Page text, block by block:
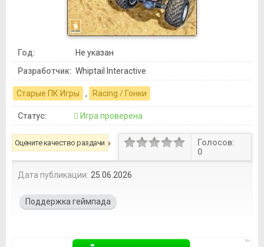
Год:
Не указан
Разработчик: Whiptail Interactive
Старые ПК Игры , Racing / Гонки
Статус: Игра проверена
Оцените качество раздачи
Голосов:
0
Дата публикации: 25.06.2026
Поддержка геймпада